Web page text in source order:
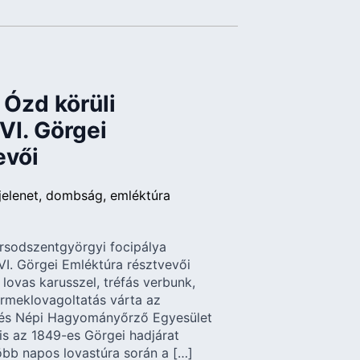
körüli
Görgei
dombság emléktúra
focipálya
Görgei Emléktúra résztvevői
karusszel, tréfás verbunk,
várta az
Népi Hagyományőrző Egyesület
az 1849-es Görgei hadjárat
napos lovastúra során a […]